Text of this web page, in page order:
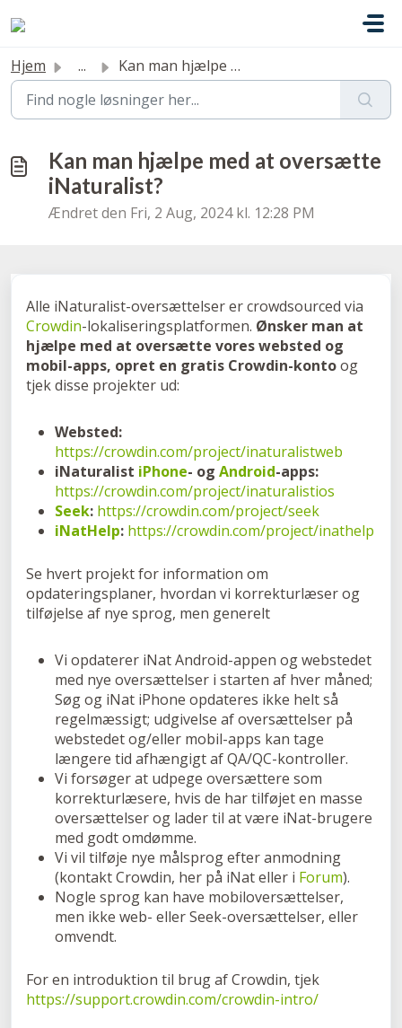
Hjem ... Kan man hjælpe med at oversætte iNaturalist?
Kan man hjælpe med at oversætte
iNaturalist?
Ændret den Fri, 2 Aug, 2024 kl. 12:28 PM
Alle iNaturalist-oversættelser er crowdsourced via
Crowdin-lokaliseringsplatformen. Ønsker man at
hjælpe med at oversætte vores websted og
mobil-apps, opret en gratis Crowdin-kontoog
tjek disse projekter ud:
Websted:
https://crowdin.com/project/inaturalistweb
iNaturalist iPhone- og Android-apps:
https://crowdin.com/project/inaturalistios
Seek: https://crowdin.com/project/seek
iNatHelp: https://crowdin.com/project/inathelp
Se hvert projekt for information om
opdateringsplaner, hvordan vi korrekturlæser og
tilføjelse af nye sprog, men generelt
Vi opdaterer iNat Android-appen og webstedet
med nye oversættelser i starten af hver måned;
Søg og iNat iPhone opdateres ikke helt så
regelmæssigt; udgivelse af oversættelser på
webstedet og/eller mobil-apps kan tage
længere tid afhængigt af QA/QC-kontroller.
Vi forsøger at udpege oversættere som
korrekturlæsere, hvis de har tilføjet en masse
oversættelser og lader til at være iNat-brugere
med godt omdømme.
Vi vil tilføje nye målsprog efter anmodning
(kontakt Crowdin, her på iNat eller i Forum).
Nogle sprog kan have mobiloversættelser,
men ikke web- eller Seek-oversættelser, eller
omvendt.
For en introduktion til brug af Crowdin, tjek
https://support.crowdin.com/crowdin-intro/